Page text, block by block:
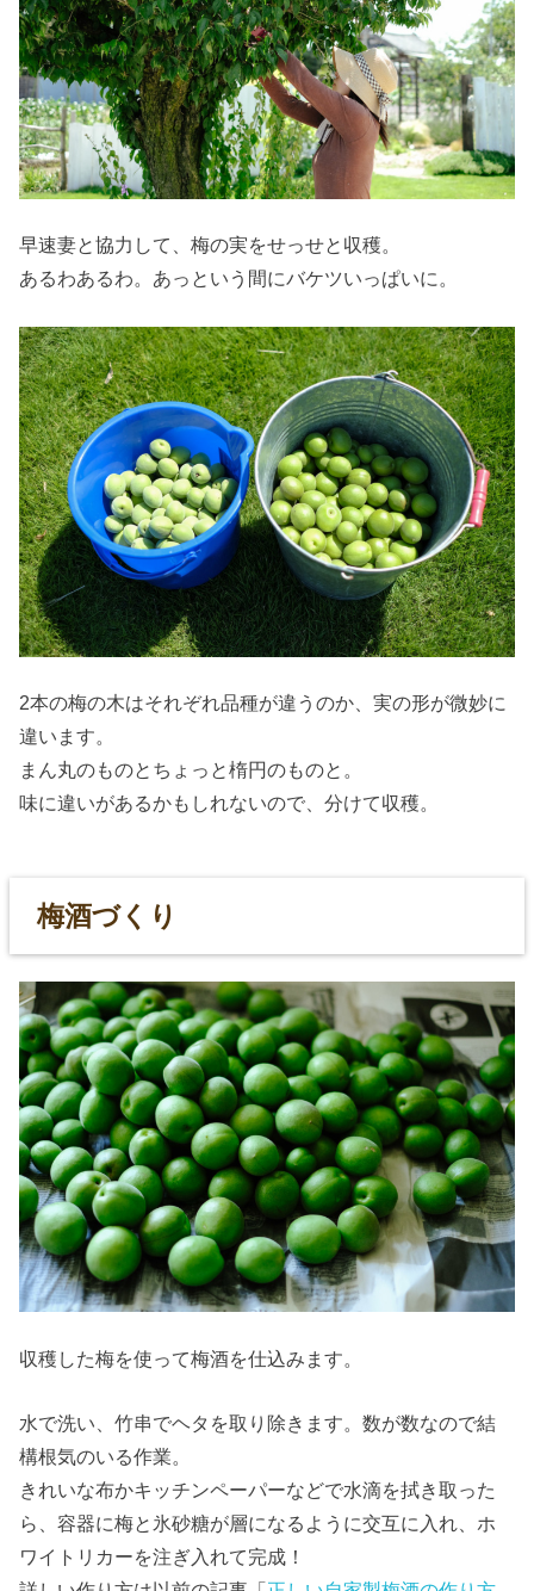
早速妻と協力して、梅の実をせっせと収穫。
あるわあるわ。あっという間にバケツいっぱいに。
2本の梅の木はそれぞれ品種が違うのか、実の形が微妙に
違います。
まん丸のものとちょっと楕円のものと。
味に違いがあるかもしれないので、分けて収穫。
梅酒づくり
収穫した梅を使って梅酒を仕込みます。
水で洗い、竹串でヘタを取り除きます。数が数なので結
構根気のいる作業。
きれいな布かキッチンペーパーなどで水滴を拭き取った
ら、容器に梅と氷砂糖が層になるように交互に入れ、ホ
ワイトリカーを注ぎ入れて完成！